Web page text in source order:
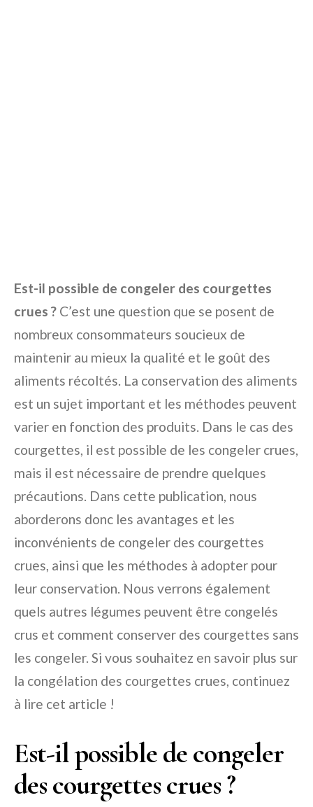
Est-il possible de congeler des courgettes
crues ? C’est une question que se posent de
nombreux consommateurs soucieux de
maintenir au mieux la qualité et le goût des
aliments récoltés. La conservation des aliments
est un sujet important et les méthodes peuvent
varier en fonction des produits. Dans le cas des
courgettes, il est possible de les congeler crues,
mais il est nécessaire de prendre quelques
précautions. Dans cette publication, nous
aborderons donc les avantages et les
inconvénients de congeler des courgettes
crues, ainsi que les méthodes à adopter pour
leur conservation. Nous verrons également
quels autres légumes peuvent être congelés
crus et comment conserver des courgettes sans
les congeler. Si vous souhaitez en savoir plus sur
la congélation des courgettes crues, continuez
à lire cet article !
Est-il possible de congeler
des courgettes crues ?